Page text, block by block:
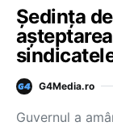
Ședința
G4Media.ro
Guvernul a